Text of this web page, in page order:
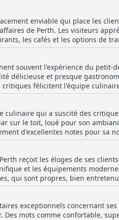
enviable qui place les
de Perth. Les visiteurs
les cafés et les options de
pour les touristes et les
le toit offre une vue imprenable
vous soyez en visite pour les
entretenues renforcent encore
souvent l'expérience du
délicieuse et presque
félicitent l'équipe
leur déception quant aux options limitées
élevé. L'absence de
Il y a aussi des
en chambre. D'autres
que le petit-déjeuner au QT Perth soit fréquemment
avec une touche d'élégance, il
globale pour certains clients.
culinaire qui a suscité des
sur le toit, loué pour son
d'excellentes notes pour sa
les pétoncles et les plats de
dans leurs chambres,
avec des mentions
minimale et hors de prix
trouvé le steak trop cher et trop
ces inconvénients,
la peine d'être expérimentées.
reçoit les éloges de ses
et les équipements
qui sont propres, bien
telles que les sèche-cheveux
d'un mobilier moderne et
une appréciation particulière
fois chaleureuse et branchée,
exceptionnels concernant
Des mots comme confortable,